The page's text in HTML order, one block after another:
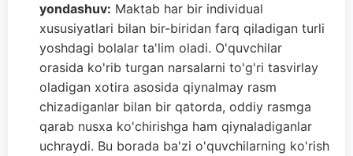
yondashuv: Maktab har bir individual
xususiyatlari bilan bir-biridan farq qiladigan turli
yoshdagi bolalar ta'lim oladi. O'quvchilar
orasida ko'rib turgan narsalarni to'g'ri tasvirlay
oladigan xotira asosida qiynalmay rasm
chizadiganlar bilan bir qatorda, oddiy rasmga
qarab nusxa ko'chirishga ham qiynaladiganlar
uchraydi. Bu borada ba'zi o'quvchilarning ko'rish